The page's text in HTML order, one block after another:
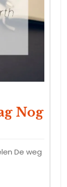
Nog
De weg